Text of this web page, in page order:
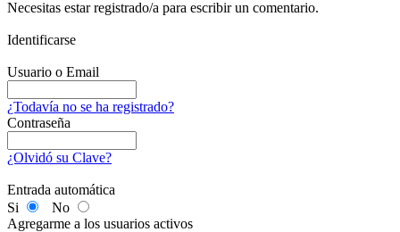
Necesitas estar registrado/a para escribir un comentario.
Identificarse
Usuario o Email
¿Todavía no se ha registrado?
Contraseña
¿Olvidó su Clave?
Entrada automática
Si
No
Agregarme a los usuarios activos